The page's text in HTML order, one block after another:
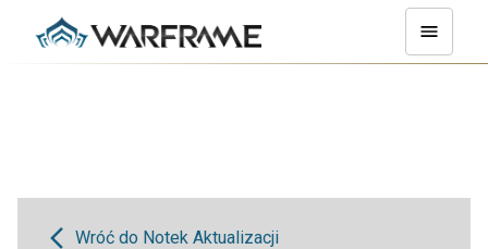
Wróć do Notek Aktualizacji